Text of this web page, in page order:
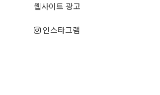
웹사이트 광고
인스타그램